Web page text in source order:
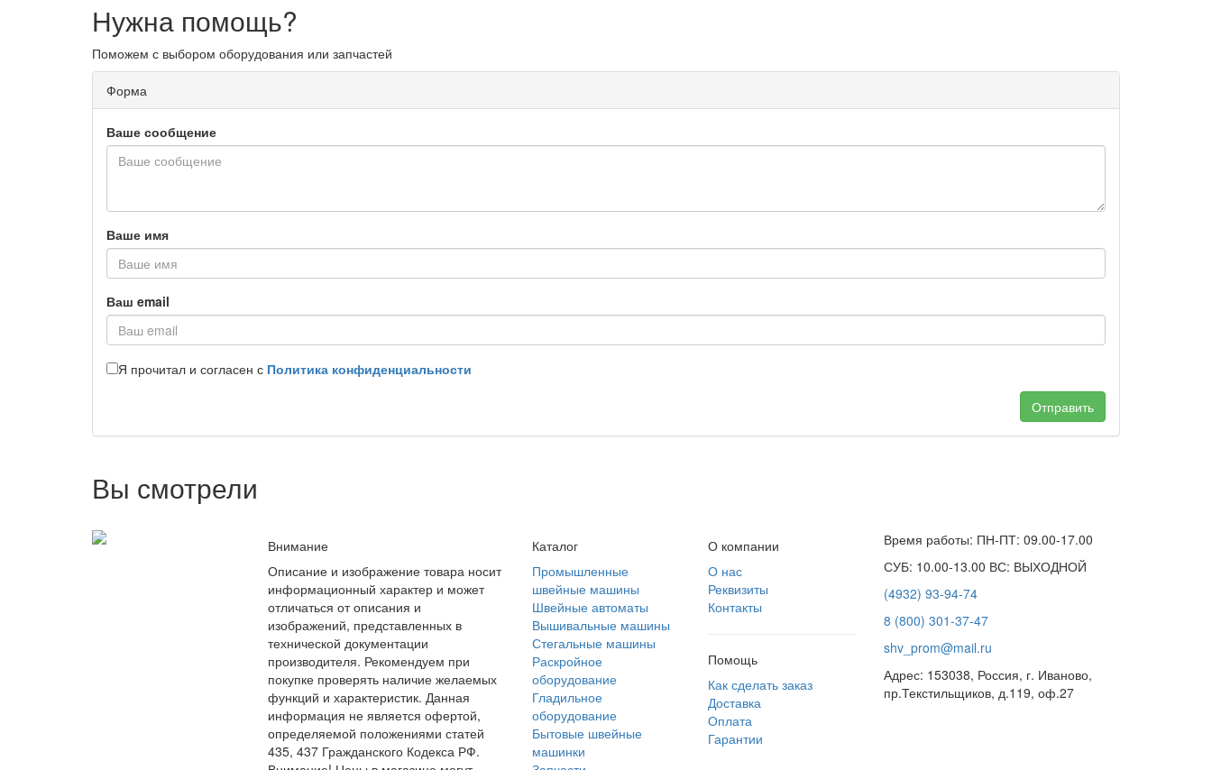
Нужна помощь?
Поможем с выбором оборудования или запчастей
Форма
Ваше сообщение
Ваше имя
Ваш email
Я прочитал и согласен с Политика конфиденциальности
Отправить
Вы смотрели
Внимание
Описание и изображение товара носит
информационный характер и может
отличаться от описания и
изображений, представленных в
технической документации
производителя. Рекомендуем при
покупке проверять наличие желаемых
функций и характеристик. Данная
информация не является офертой,
определяемой положениями статей
435, 437 Гражданского Кодекса РФ.
Каталог
Промышленные
швейные машины
Швейные автоматы
Вышивальные машины
Стегальные машины
Раскройное
оборудование
Гладильное
оборудование
Бытовые швейные
машинки
О компании
О нас
Реквизиты
Контакты
Помощь
Как сделать заказ
Доставка
Оплата
Гарантии
Время работы: ПН-ПТ: 09.00-17.00
СУБ: 10.00-13.00 ВС: ВЫХОДНОЙ
(4932) 93-94-74
8 (800) 301-37-47
shv_prom@mail.ru
Адрес: 153038, Россия, г. Иваново,
пр.Текстильщиков, д.119, оф.27